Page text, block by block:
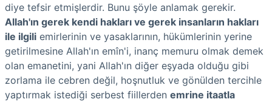
diye tefsir etmişlerdir. Bunu şöyle anlamak gerekir.
Allah'ın gerek kendi hakları ve gerek insanların hakları
ile ilgili emirlerinin ve yasaklarının, hükümlerinin yerine
getirilmesine Allah'ın emîn'i, inanç memuru olmak demek
olan emanetini, yani Allah'ın diğer eşyada olduğu gibi
zorlama ile cebren değil, hoşnutluk ve gönülden tercihle
yaptırmak istediği serbest fiillerden emrine itaatla